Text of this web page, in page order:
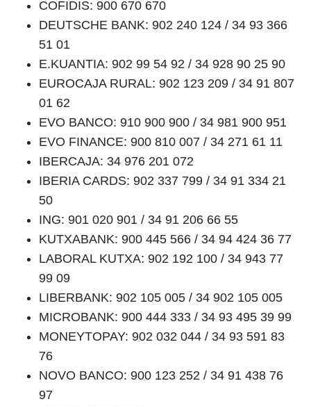
COFIDIS: 900 670 670
DEUTSCHE BANK: 902 240 124 / 34 93 366
51 01
E.KUANTIA: 902 99 54 92 / 34 928 90 25 90
EUROCAJA RURAL: 902 123 209 / 34 91 807
01 62
EVO BANCO: 910 900 900 / 34 981 900 951
EVO FINANCE: 900 810 007 / 34 271 61 11
IBERCAJA: 34 976 201 072
IBERIA CARDS: 902 337 799 / 34 91 334 21
50
ING: 901 020 901 / 34 91 206 66 55
KUTXABANK: 900 445 566 / 34 94 424 36 77
LABORAL KUTXA: 902 192 100 / 34 943 77
99 09
LIBERBANK: 902 105 005 / 34 902 105 005
MICROBANK: 900 444 333 / 34 93 495 39 99
MONEYTOPAY: 902 032 044 / 34 93 591 83
76
NOVO BANCO: 900 123 252 / 34 91 438 76
97